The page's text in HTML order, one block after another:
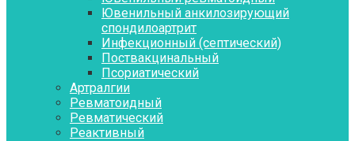
Ювенильный анкилозирующий
спондилоартрит
Инфекционный (септический)
Поствакцинальный
Псориатический
Артралгии
Ревматоидный
Ревматический
Реактивный